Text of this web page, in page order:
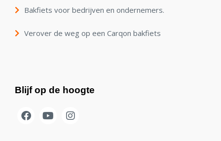
Bakfiets voor bedrijven en ondernemers.
Verover de weg op een Carqon bakfiets
Blijf op de hoogte